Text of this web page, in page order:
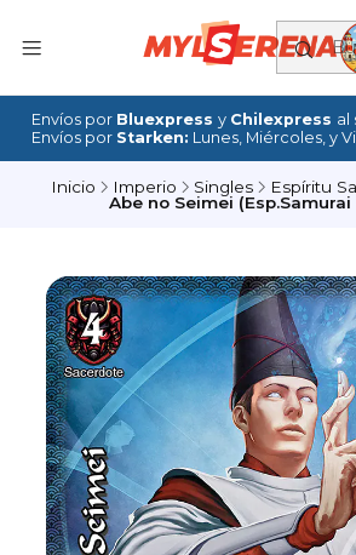
Envíos por Bluexpress y Chilexpress al
Envíos por Starken: Lunes, Miércoles, y
Inicio Imperio Singles Espíritu
Abe no Seimei (Esp.Samurai